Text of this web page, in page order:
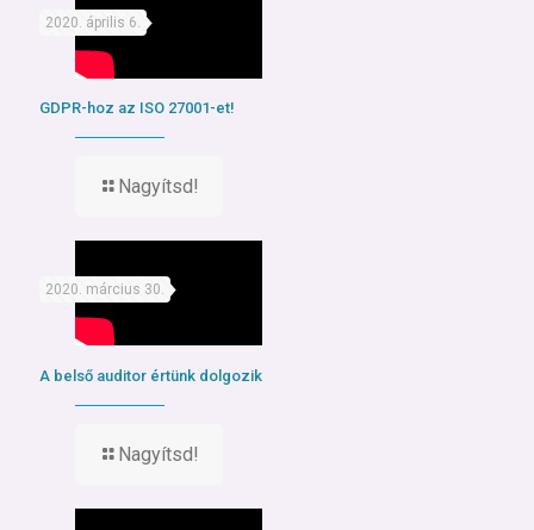
2020. április 6.
GDPR-hoz az ISO 27001-et!
Nagyítsd!
2020. március 30.
A belső auditor értünk dolgozik
Nagyítsd!